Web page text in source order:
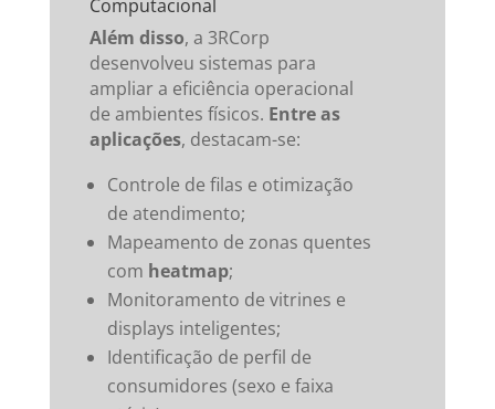
Computacional
Além disso, a 3RCorp
desenvolveu sistemas para
ampliar a eficiência operacional
de ambientes físicos. Entre as
aplicações, destacam-se:
Controle de filas e otimização
de atendimento;
Mapeamento de zonas quentes
com heatmap;
Monitoramento de vitrines e
displays inteligentes;
Identificação de perfil de
consumidores (sexo e faixa